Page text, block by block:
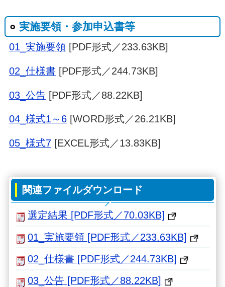
実施要領・参加申込書等
01_実施要領[PDF形式／233.63KB]
02_仕様書[PDF形式／244.73KB]
03_公告[PDF形式／88.22KB]
04_様式1～6[WORD形式／26.21KB]
05_様式7[EXCEL形式／13.83KB]
関連ファイルダウンロード
選定結果 [PDF形式／70.03KB]
01_実施要領 [PDF形式／233.63KB]
02_仕様書 [PDF形式／244.73KB]
03_公告 [PDF形式／88.22KB]